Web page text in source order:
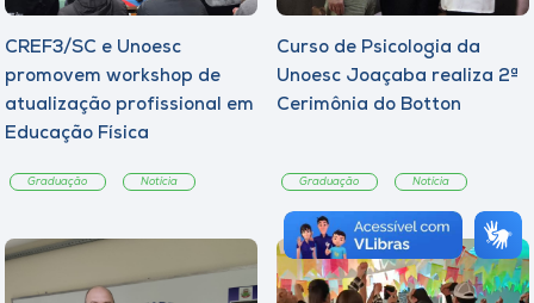
CREF3/SC e Unoesc
promovem workshop de
atualização profissional em
Educação Física
Graduação Notícia
Curso de Psicologia da
Unoesc Joaçaba realiza 2ª
Cerimônia do Botton
Graduação Notícia